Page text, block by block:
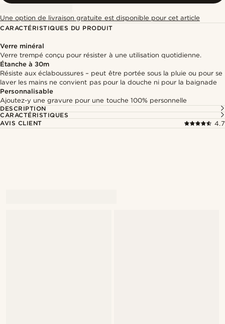
Une option de livraison gratuite est disponible pour cet article
CARACTÉRISTIQUES DU PRODUIT
Verre minéral
Verre trempé conçu pour résister à une utilisation quotidienne.
Étanche à 30m
Résiste aux éclaboussures – peut être portée sous la pluie ou pour se
laver les mains ne convient pas pour la douche ni pour la baignade
Personnalisable
Ajoutez-y une gravure pour une touche 100% personnelle
DESCRIPTION
CARACTÉRISTIQUES
AVIS CLIENT
4.7